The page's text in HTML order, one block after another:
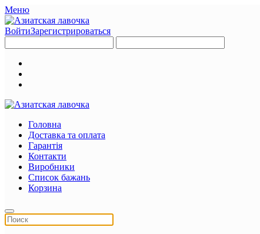
Меню
ВойтиЗарегистрироваться
Головна
Доставка та оплата
Гарантія
Контакти
Виробники
Список бажань
Корзина